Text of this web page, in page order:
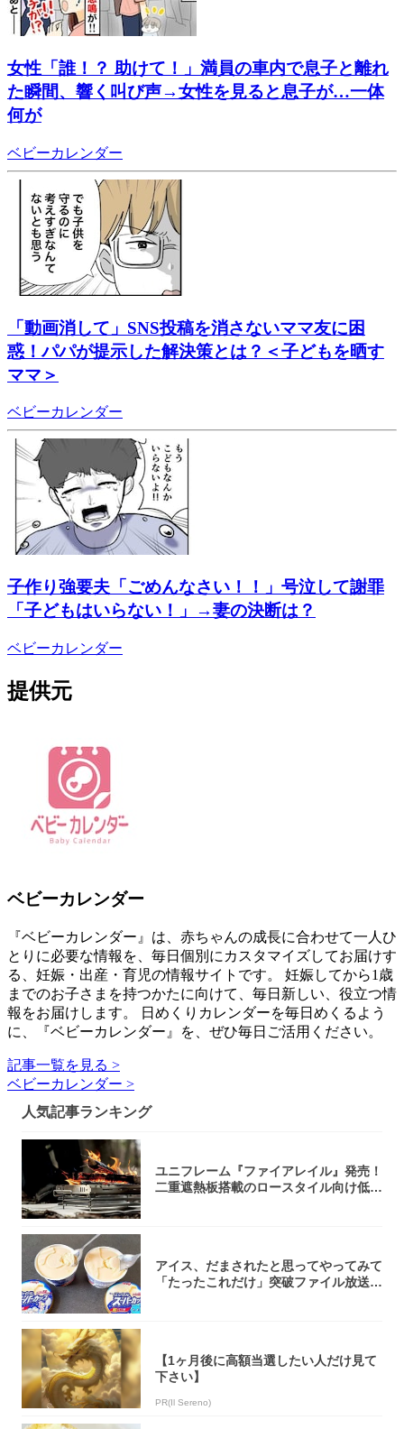
女性「誰！？ 助けて！」満員の車内で息子と離れ
た瞬間、響く叫び声→女性を見ると息子が…一体
何が
ベビーカレンダー
「動画消して」SNS投稿を消さないママ友に困
惑！パパが提示した解決策とは？＜子どもを晒す
ママ＞
ベビーカレンダー
子作り強要夫「ごめんなさい！！」号泣して謝罪
「子どもはいらない！」→妻の決断は？
ベビーカレンダー
提供元
ベビーカレンダー
『ベビーカレンダー』は、赤ちゃんの成長に合わせて一人ひ
とりに必要な情報を、毎日個別にカスタマイズしてお届けす
る、妊娠・出産・育児の情報サイトです。 妊娠してから1歳
までのお子さまを持つかたに向けて、毎日新しい、役立つ情
報をお届けします。 日めくりカレンダーを毎日めくるよう
に、『ベビーカレンダー』を、ぜひ毎日ご活用ください。
記事一覧を見る >
ベビーカレンダー >
人気記事ランキング
ユニフレーム『ファイアレイル』発売！
二重遮熱板搭載のロースタイル向け低型
アイス、だまされたと思ってやってみて
「たったこれだけ」突破ファイル放送で
【1ヶ月後に高額当選したい人だけ見て
下さい】
PR(Il Sereno)